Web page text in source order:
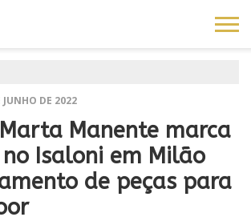
JUNHO DE 2022
Manente marca
Isaloni em Milão
de peças para